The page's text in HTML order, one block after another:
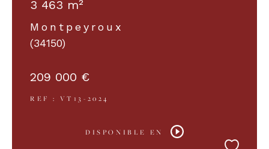
3 463 m²
Montpeyroux
(34150)
209 000 €
REF : VT13-2024
DISPONIBLE EN